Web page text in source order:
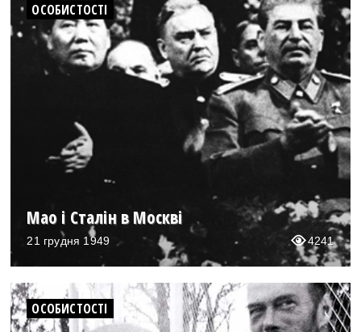
ОСОБИСТОСТІ
Мао і Сталін в Москві
21 грудня 1949 4241
ОСОБИСТОСТІ